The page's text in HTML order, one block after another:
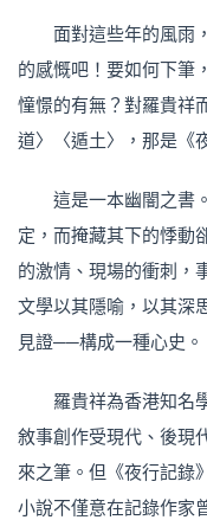
面對這些年的風雨
的感慨吧！要如何下筆
憧憬的有無？對羅貴祥
道〉〈遁土〉，那是《
這是一本幽闇之書
定，而掩藏其下的悸動
的激情、現場的衝刺，
文學以其隱喻，以其深
見證──構成一種心史。
羅貴祥為香港知名
敘事創作受現代、後現
來之筆。但《夜行記錄
小說不僅意在記錄作家